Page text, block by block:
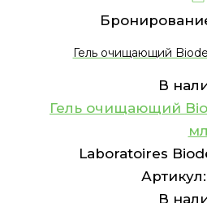
Гель очищающий
В
Гель очищающий
мл
Laboratoires
Артикул:
В